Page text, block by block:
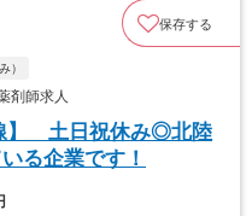
保存する
）
剤師求人
】 土日祝休み◎北陸
る企業です！